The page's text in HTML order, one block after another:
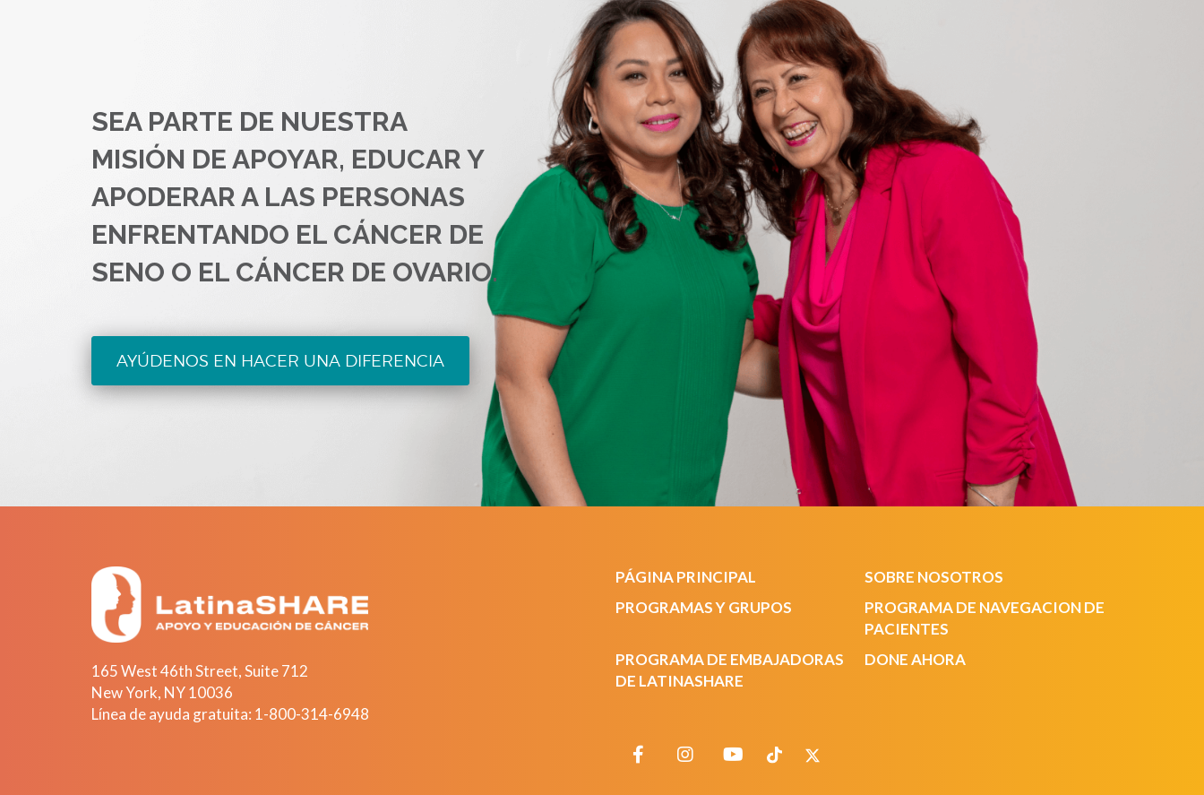
SEA PARTE DE NUESTRA
MISIÓN DE APOYAR, EDUCAR Y
APODERAR A LAS PERSONAS
ENFRENTANDO EL CÁNCER DE
SENO O EL CÁNCER DE OVARIO.
AYÚDENOS EN HACER UNA DIFERENCIA
165 West 46th Street, Suite 712
New York, NY10036
Línea de ayuda gratuita: 1-800-314-6948
PÁGINA PRINCIPAL
SOBRE NOSOTROS
PROGRAMAS Y GRUPOS
PROGRAMA DE NAVEGACION DE
PACIENTES
PROGRAMA DE EMBAJADORAS
DE LATINASHARE
DONE AHORA